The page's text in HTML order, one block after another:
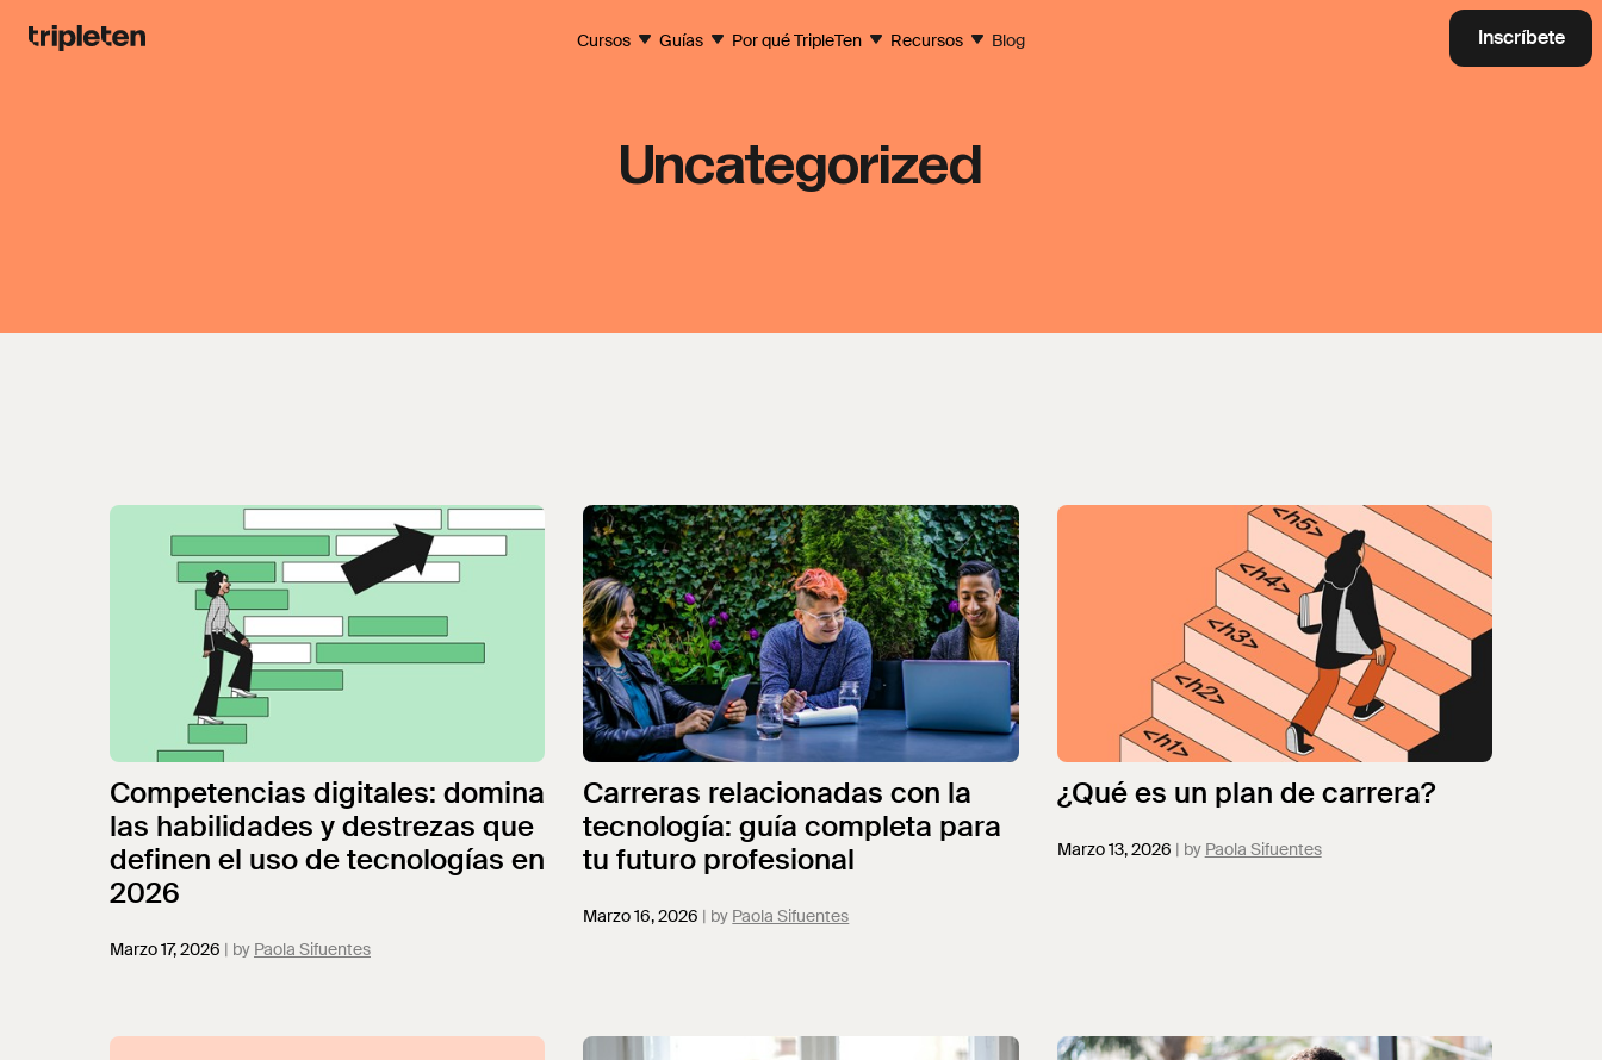
Cursos Guías Por qué TripleTen Recursos Blog Inscríbete
Uncategorized
Competencias digitales: domina
las habilidades y destrezas que
definen el uso de tecnologías en
2026
Marzo 17, 2026 Paola Sifuentes
Carreras relacionadas con la
tecnología: guía completa para
tu futuro profesional
Marzo 16, 2026 Paola Sifuentes
¿Qué es un plan de carrera?
Marzo 13, 2026 Paola Sifuentes